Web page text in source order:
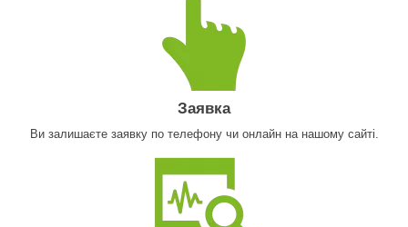
Заявка
Ви залишаєте заявку по телефону чи онлайн на нашому сайті.